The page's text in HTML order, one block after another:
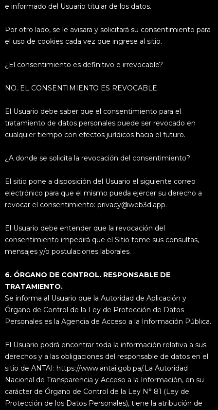
e informado del Usuario titular de los datos.
Por otro lado, se le avisara y solicitará su consentimiento para
el uso de cookies cada vez que ingrese al sitio.
¿El consentimiento es definitivo e irrevocable?
NO. EL CONSENTIMIENTO ES REVOCABLE.
El Usuario debe saber que el consentimiento para el
tratamiento de datos personales puede ser revocado en
cualquier tiempo con efectos jurídicos hacia el futuro.
¿A donde se solicita la revocación del consentimiento?
El sitio pone a disposición del Usuario el siguiente correo
electrónico para que el mismo pueda ejercer su derecho a
revocar el consentimiento: privacy@web3d.app.
El Usuario debe entender que la revocación del
consentimiento impedirá que el Sitio tome sus consultas,
mensajes y/o postulaciones laborales.
6. ÓRGANO DE CONTROL. RESPONSABLE DE
TRATAMIENTO.
Se informa al Usuario que la Autoridad de Aplicación y
Órgano de Control de la Ley de Protección de Datos
Personales es la Agencia de Acceso a la Información Pública.
El Usuario podrá encontrar toda la información relativa a sus
derechos y a las obligaciones del responsable de datos en el
sitio de ANTAI: https://www.antai.gob.pa/.La Autoridad
Nacional de Transparencia y Acceso a la Información, en su
carácter de Órgano de Control de la Ley N° 81 (Ley de
Protección de los Datos Personales), tiene la atribución de